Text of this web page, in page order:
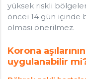
yüksek riskli
öncei 14 gün içinde
olması önerilmez.
Korona
uygulanabilir